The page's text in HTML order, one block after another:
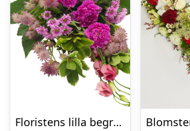
Floristens lilla begravelses­buket